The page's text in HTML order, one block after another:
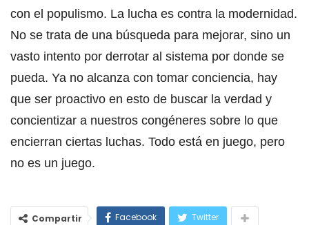
con el populismo. La lucha es contra la modernidad.
No se trata de una búsqueda para mejorar, sino un
vasto intento por derrotar al sistema por donde se
pueda. Ya no alcanza con tomar conciencia, hay
que ser proactivo en esto de buscar la verdad y
concientizar a nuestros congéneres sobre lo que
encierran ciertas luchas. Todo está en juego, pero
no es un juego.
Compartir Facebook Twitter